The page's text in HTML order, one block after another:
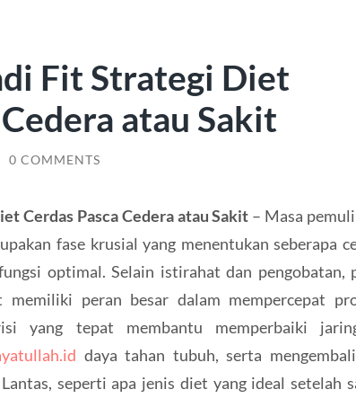
Fit Strategi Diet
atau Sakit
0 COMMENTS
Cerdas Pasca Cedera atau Sakit – Masa
fase krusial yang menentukan seberapa
optimal. Selain istirahat dan pengobatan,
peran besar dalam mempercepat
yang tepat membantu memperbaiki
daya tahan tubuh, serta
seperti apa jenis diet yang ideal setelah